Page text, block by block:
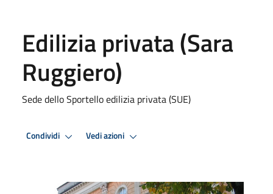
Edilizia privata (Sara
Ruggiero)
Sede dello Sportello edilizia privata (SUE)
Condividi Vedi azioni